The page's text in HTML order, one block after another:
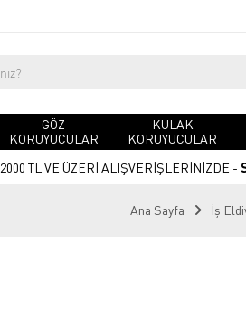
GÖZ
KORUYUCULAR
KULAK
KORUYUCULAR
2000 TL VE ÜZERİ ALIŞVERİŞLERİNİZDE -
Ana Sayfa İş